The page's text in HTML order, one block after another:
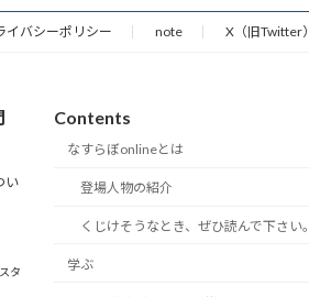
イバシーポリシー note X（旧Twitter）
い
タ
Contents
なすらぼonlineとは
登場人物の紹介
くじけそうなとき、ぜひ読んで下さい。
学ぶ